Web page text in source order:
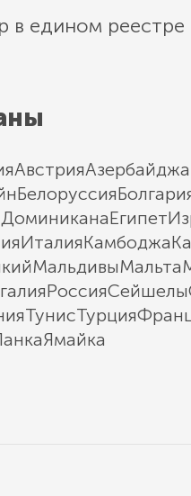
в едином реестре
Австрия
Белоруссия
ДоминиканаЕгипет
ИталияКамбоджа
МальдивыМальта
РоссияСейшелы
ТунисТурция
Ямайка